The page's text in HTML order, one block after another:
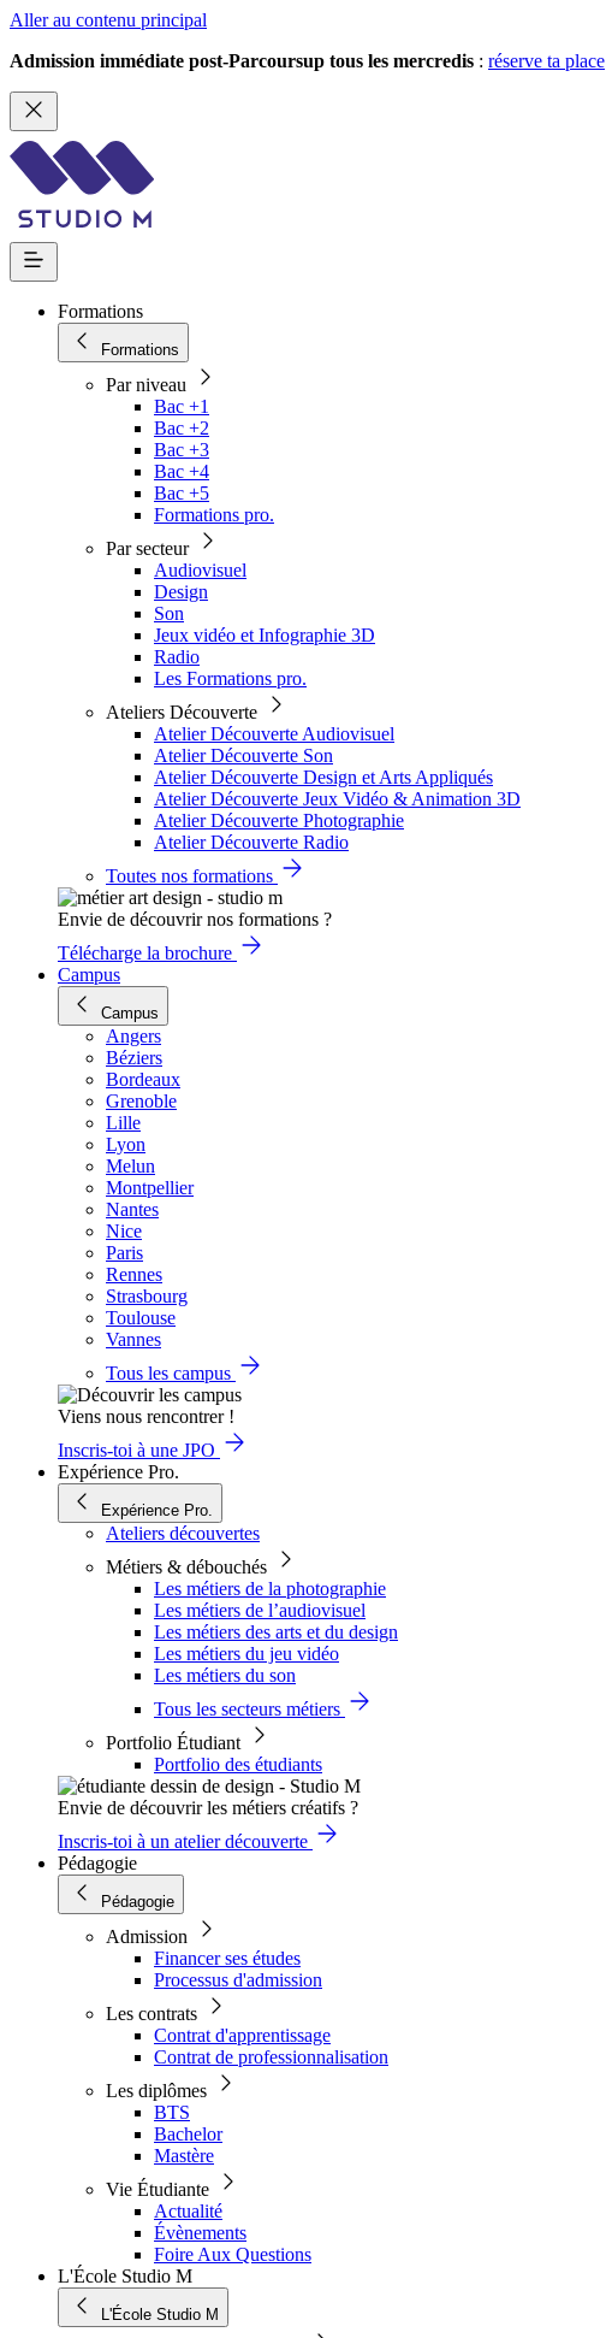
Aller au contenu principal
Admission immédiate post-Parcoursup tous les mercredis : réserve ta place
Formations
Formations
Par niveau
Bac +1
Bac +2
Bac +3
Bac +4
Bac +5
Formations pro.
Par secteur
Audiovisuel
Design
Son
Jeux vidéo et Infographie 3D
Radio
Les Formations pro.
Ateliers Découverte
Atelier Découverte Audiovisuel
Atelier Découverte Son
Atelier Découverte Design et Arts Appliqués
Atelier Découverte Jeux Vidéo & Animation 3D
Atelier Découverte Photographie
Atelier Découverte Radio
Toutes nos formations
Envie de découvrir nos formations ?
Télécharge la brochure
Campus
Campus
Angers
Béziers
Bordeaux
Grenoble
Lille
Lyon
Melun
Montpellier
Nantes
Nice
Paris
Rennes
Strasbourg
Toulouse
Vannes
Tous les campus
Viens nous rencontrer !
Inscris-toi à une JPO
Expérience Pro.
Expérience Pro.
Ateliers découvertes
Métiers & débouchés
Les métiers de la photographie
Les métiers de l’audiovisuel
Les métiers des arts et du design
Les métiers du jeu vidéo
Les métiers du son
Tous les secteurs métiers
Portfolio Étudiant
Portfolio des étudiants
Envie de découvrir les métiers créatifs ?
Inscris-toi à un atelier découverte
Pédagogie
Pédagogie
Admission
Financer ses études
Processus d'admission
Les contrats
Contrat d'apprentissage
Contrat de professionnalisation
Les diplômes
BTS
Bachelor
Mastère
Vie Étudiante
Actualité
Évènements
Foire Aux Questions
L'École Studio M
L'École Studio M